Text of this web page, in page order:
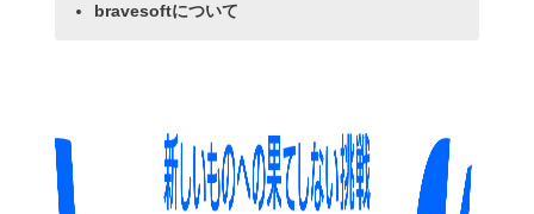
bravesoftについて